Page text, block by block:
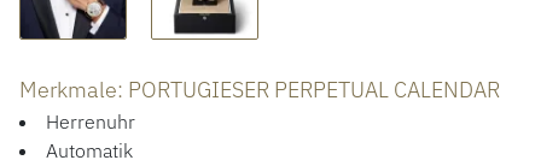
Merkmale: PORTUGIESER PERPETUAL CALENDAR
Herrenuhr
Automatik